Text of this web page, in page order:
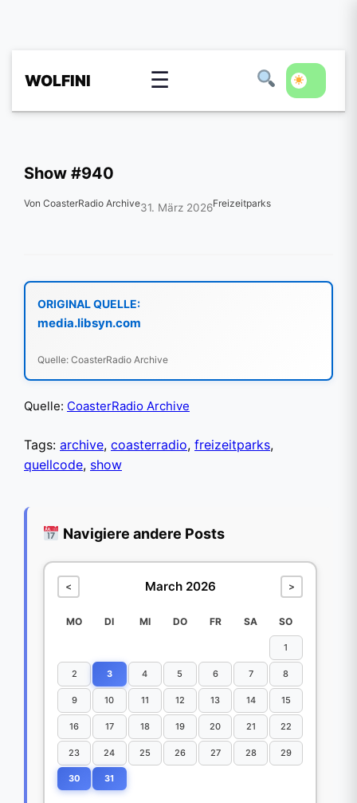
WOLFINI ☰
Show #940
Von CoasterRadio Archive31. März 2026Freizeitparks
ORIGINAL QUELLE:
media.libsyn.com
Quelle: CoasterRadio Archive
Quelle: CoasterRadio Archive
Tags: archive, coasterradio, freizeitparks,
quellcode, show
Navigiere andere Posts
< March 2026 >
MO DI MI DO FR SA SO
1
2 3 4 5 6 7 8
9 10 11 12 13 14 15
16 17 18 19 20 21 22
23 24 25 26 27 28 29
30 31